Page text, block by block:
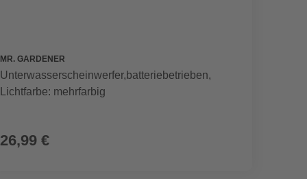
MR. GARDENER
Unterwasserscheinwerfer,batteriebetrieben,
Lichtfarbe: mehrfarbig
26,99 €